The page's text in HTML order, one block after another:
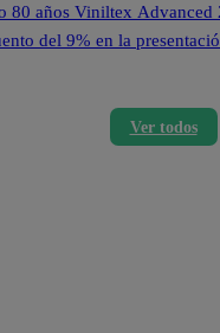
80 años Viniltex
del 9% en la
Ver todos